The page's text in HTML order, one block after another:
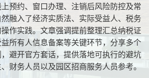
预约、窗口办理、注销后风险防控及常
融入了经济实质法、实际受益人、税务
作实践。文章强调提前整理汇总纳税证
所有人信息备案等关键环节，分享多个
避开官方套话，提供落地可执行的避坑
财务人员以及园区招商服务人员参考。